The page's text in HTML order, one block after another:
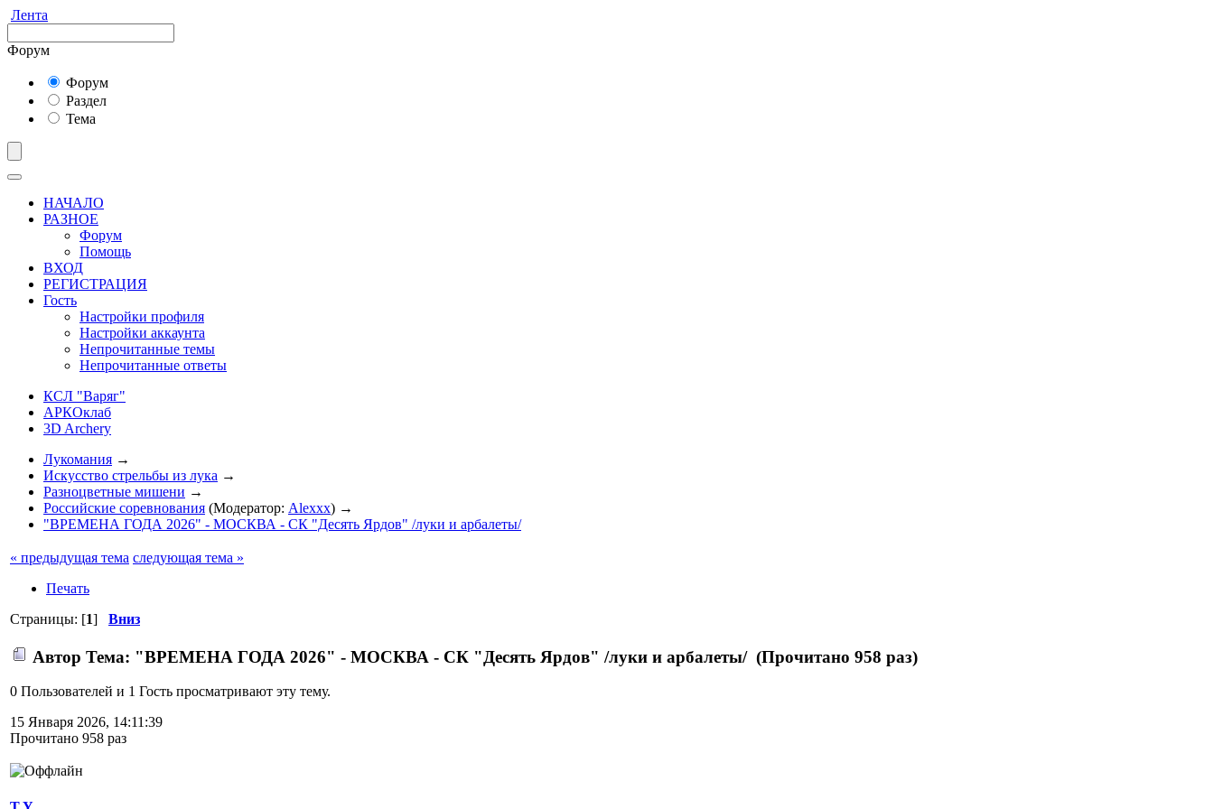
Лента
Форум
Форум
Раздел
Тема
НАЧАЛО
РАЗНОЕ
Форум
Помощь
ВХОД
РЕГИСТРАЦИЯ
Гость
Настройки профиля
Настройки аккаунта
Непрочитанные темы
Непрочитанные ответы
КСЛ "Варяг"
АРКОклаб
3D Archery
Лукомания →
Искусство стрельбы из лука →
Разноцветные мишени →
Российские соревнования (Модератор: Alexxx) →
"ВРЕМЕНА ГОДА 2026" - МОСКВА - СК "Десять Ярдов" /луки и арбалеты/
« предыдущая тема следующая тема »
Печать
Страницы: [1] Вниз
Автор Тема: "ВРЕМЕНА ГОДА 2026" - МОСКВА - СК "Десять Ярдов" /луки и арбалеты/ (Прочитано 958 раз)
0 Пользователей и 1 Гость просматривают эту тему.
15 Января 2026, 14:11:39
Прочитано 958 раз